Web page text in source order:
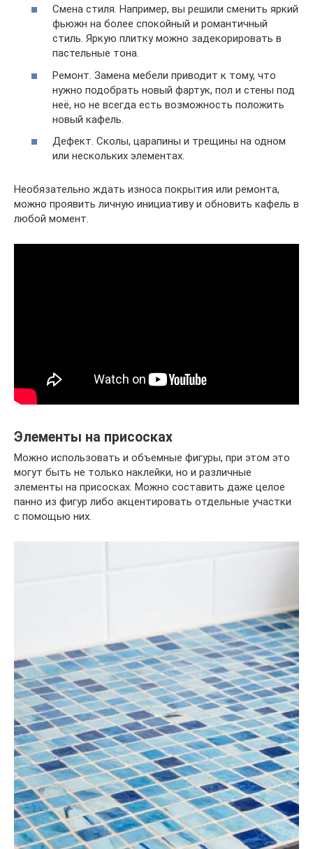
Смена стиля. Например, вы решили сменить яркий
фьюжн на более спокойный и романтичный
стиль. Яркую плитку можно задекорировать в
пастельные тона.
Ремонт. Замена мебели приводит к тому, что
нужно подобрать новый фартук, пол и стены под
неё, но не всегда есть возможность положить
новый кафель.
Дефект. Сколы, царапины и трещины на одном
или нескольких элементах.
Необязательно ждать износа покрытия или ремонта,
можно проявить личную инициативу и обновить кафель в
любой момент.
Элементы на присосках
Можно использовать и объемные фигуры, при этом это
могут быть не только наклейки, но и различные
элементы на присосках. Можно составить даже целое
панно из фигур либо акцентировать отдельные участки
с помощью них.